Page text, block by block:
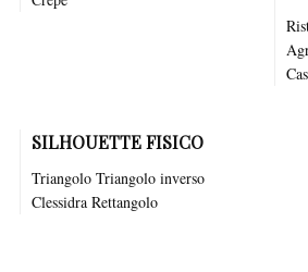
SILHOUETTE FISICO
Triangolo Triangolo inverso
Clessidra Rettangolo